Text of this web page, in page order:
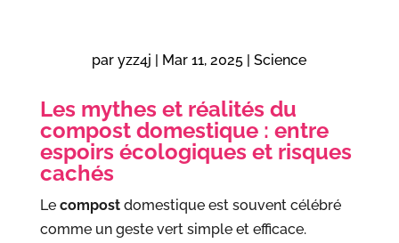
paryzz4j | Mar 11, 2025 |Science
Les mythes et réalités du
compost domestique : entre
espoirs écologiques et risques
cachés
Le compostdomestique est souvent célébré
comme un geste vert simple et efficace.